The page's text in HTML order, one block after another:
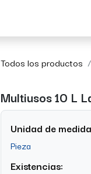
Todos los productos
Multiusos 10 L
Unidad de
Pieza
Existencias: